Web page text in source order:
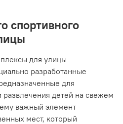
спортивного
для улицы
разработанные
для
развлечения детей на свежем
важный элемент
мест, который